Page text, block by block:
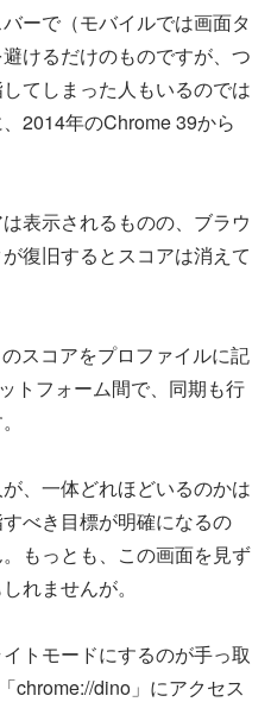
ーで（モバイルでは画面タ
けるだけのものですが、つ
てしまった人もいるのでは
2014年のChrome 39から
表示されるものの、ブラウ
復旧するとスコアは消えて
スコアをプロファイルに記
トフォーム間で、同期も行
、一体どれほどいるのかは
べき目標が明確になるの
もっとも、この画面を見ず
れませんが。
トモードにするのが手っ取
chrome://dino」にアクセス